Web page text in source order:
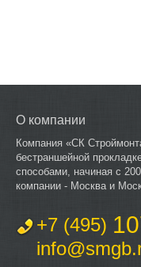
О компании
Компания «СК
бестраншейной
способами, начиная с
компании - Москва и
+7 (495)